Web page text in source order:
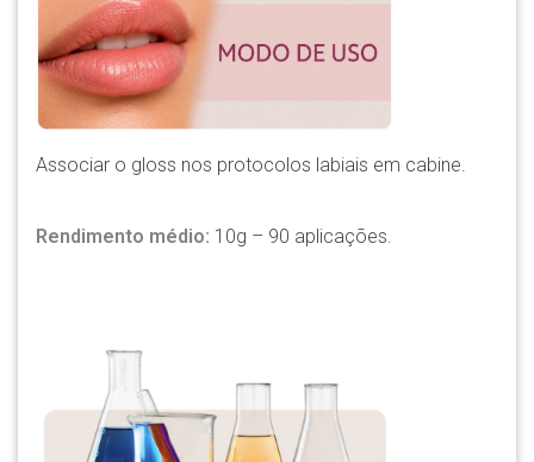
Associar o gloss nos protocolos labiais em cabine.
Rendimento médio: 10g – 90 aplicações.